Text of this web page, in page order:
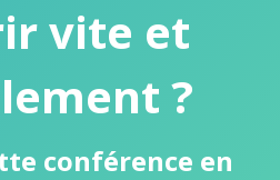
vite et
?
conférence en